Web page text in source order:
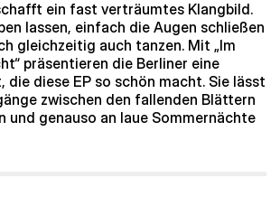
ein fast verträumtes Klangbild.
lassen, einfach die Augen schließen
gleichzeitig auch tanzen. Mit „Im
präsentieren die Berliner eine
diese EP so schön macht. Sie lässt
zwischen den fallenden Blättern
und genauso an laue Sommernächte